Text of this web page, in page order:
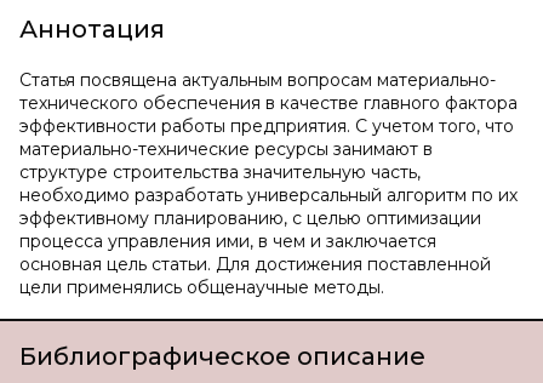
Аннотация
Статья посвящена актуальным вопросам материально-
технического обеспечения в качестве главного фактора
эффективности работы предприятия. С учетом того, что
материально-технические ресурсы занимают в
структуре строительства значительную часть,
необходимо разработать универсальный алгоритм по их
эффективному планированию, с целью оптимизации
процесса управления ими, в чем и заключается
основная цель статьи. Для достижения поставленной
цели применялись общенаучные методы.
Библиографическое описание